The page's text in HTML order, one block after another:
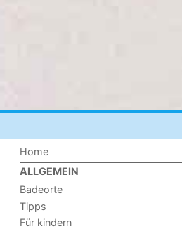
Home
ALLGEMEIN
Badeorte
Tipps
Für kindern